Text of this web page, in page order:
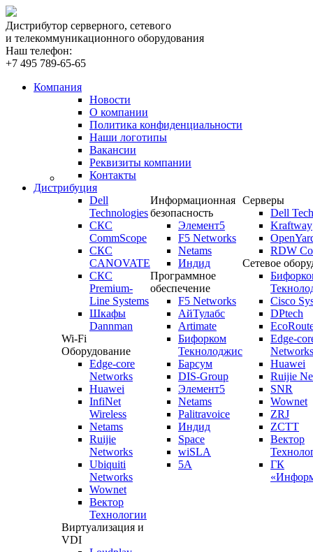
Дистрибутор серверного, сетевого
и телекоммуникационного оборудования
Наш телефон:
+7 495 789-65-65
Компания
Новости
О компании
Политика конфиденциальности
Наши логотипы
Вакансии
Реквизиты компании
Контакты
Дистрибуция
Dell
Technologies
СКС
CommScope
СКС
CANOVATE
СКС
Premium-
Line Systems
Шкафы
Dannman
Wi-Fi
Оборудование
Edge-core
Networks
Huawei
InfiNet
Wireless
Netams
Ruijie
Networks
Ubiquiti
Networks
Wownet
Вектор
Технологии
Виртуализация и
VDI
Информационная
безопасность
Элемент5
F5 Networks
Netams
Индид
Программное
обеспечение
F5 Networks
АйТулабс
Artimate
Бифорком
Текнолоджис
Барсум
DIS-Group
Элемент5
Netams
Palitravoice
Индид
Space
wiSLA
5A
Серверы
Dell
Kraftway
RDW
Сетевое
Cisco
DPtech
Edge-
Networks
Huawei
Ruijie
SNR
Wownet
ZRJ
ZCTT
Вектор
ГК